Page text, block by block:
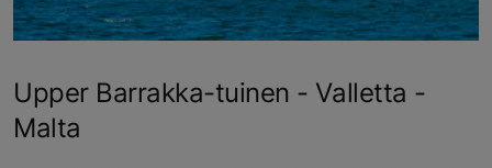
Upper Barrakka-tuinen - Valletta -
Malta